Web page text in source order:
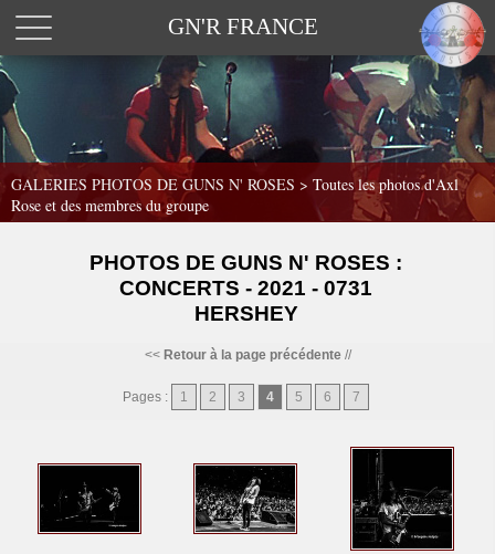
GN'R FRANCE
GALERIES PHOTOS DE GUNS N' ROSES > Toutes les photos d'Axl
Rose et des membres du groupe
PHOTOS DE GUNS N' ROSES :
CONCERTS - 2021 - 0731
HERSHEY
<< Retour à la page précédente//
Pages : 1 2 3 4 5 6 7